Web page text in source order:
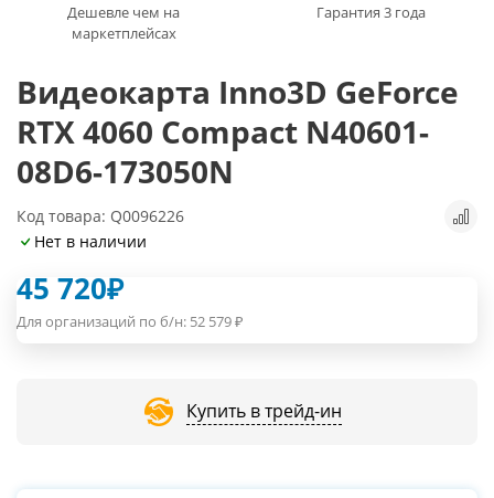
Дешевле чем на
маркетплейсах
Гарантия 3 года
Видеокарта Inno3D GeForce
RTX 4060 Compact N40601-
08D6-173050N
Код товара: Q0096226
Нет в наличии
45 720₽
Для организаций по б/н: 52 579₽
Купить в трейд-ин